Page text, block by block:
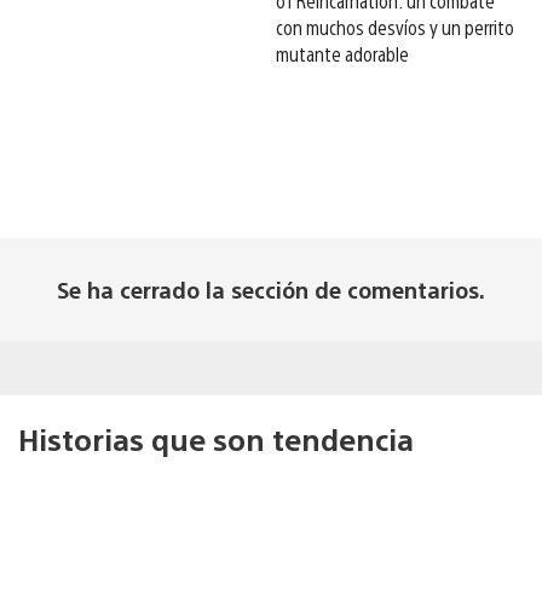
con muchos desvíos y un perrito
mutante adorable
Se ha cerrado la sección de comentarios.
Historias que son tendencia